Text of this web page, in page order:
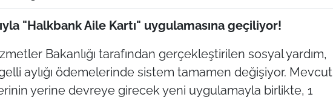
"Halkbank Aile Kartı" uygulamasına geçiliyor!
Bakanlığı tarafından gerçekleştirilen sosyal yardım,
aylığı ödemelerinde sistem tamamen değişiyor. Mevcut
yerine devreye girecek yeni uygulamayla birlikte, 1